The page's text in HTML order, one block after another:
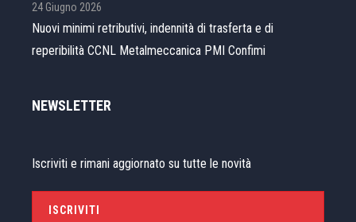
Nuovi minimi retributivi, indennità di trasferta e di
reperibilità CCNL Metalmeccanica PMI Confimi
24 Giugno 2026
NEWSLETTER
Iscriviti e rimani aggiornato su tutte le novità
ISCRIVITI